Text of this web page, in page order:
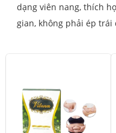
dạng viên nang, thích
gian, không phải ép trái